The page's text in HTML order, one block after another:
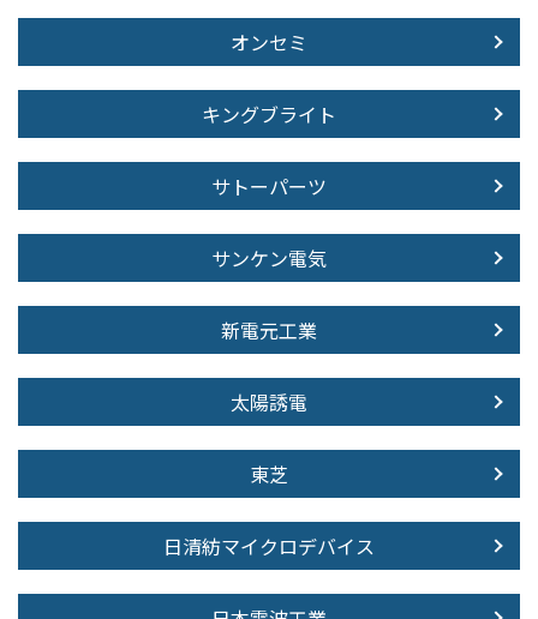
オンセミ
キングブライト
サトーパーツ
サンケン電気
新電元工業
太陽誘電
東芝
日清紡マイクロデバイス